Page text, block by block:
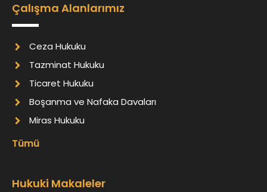
Çalışma Alanlarımız
Ceza Hukuku
Tazminat Hukuku
Ticaret Hukuku
Boşanma ve Nafaka Davaları
Miras Hukuku
Tümü
Hukuki Makaleler